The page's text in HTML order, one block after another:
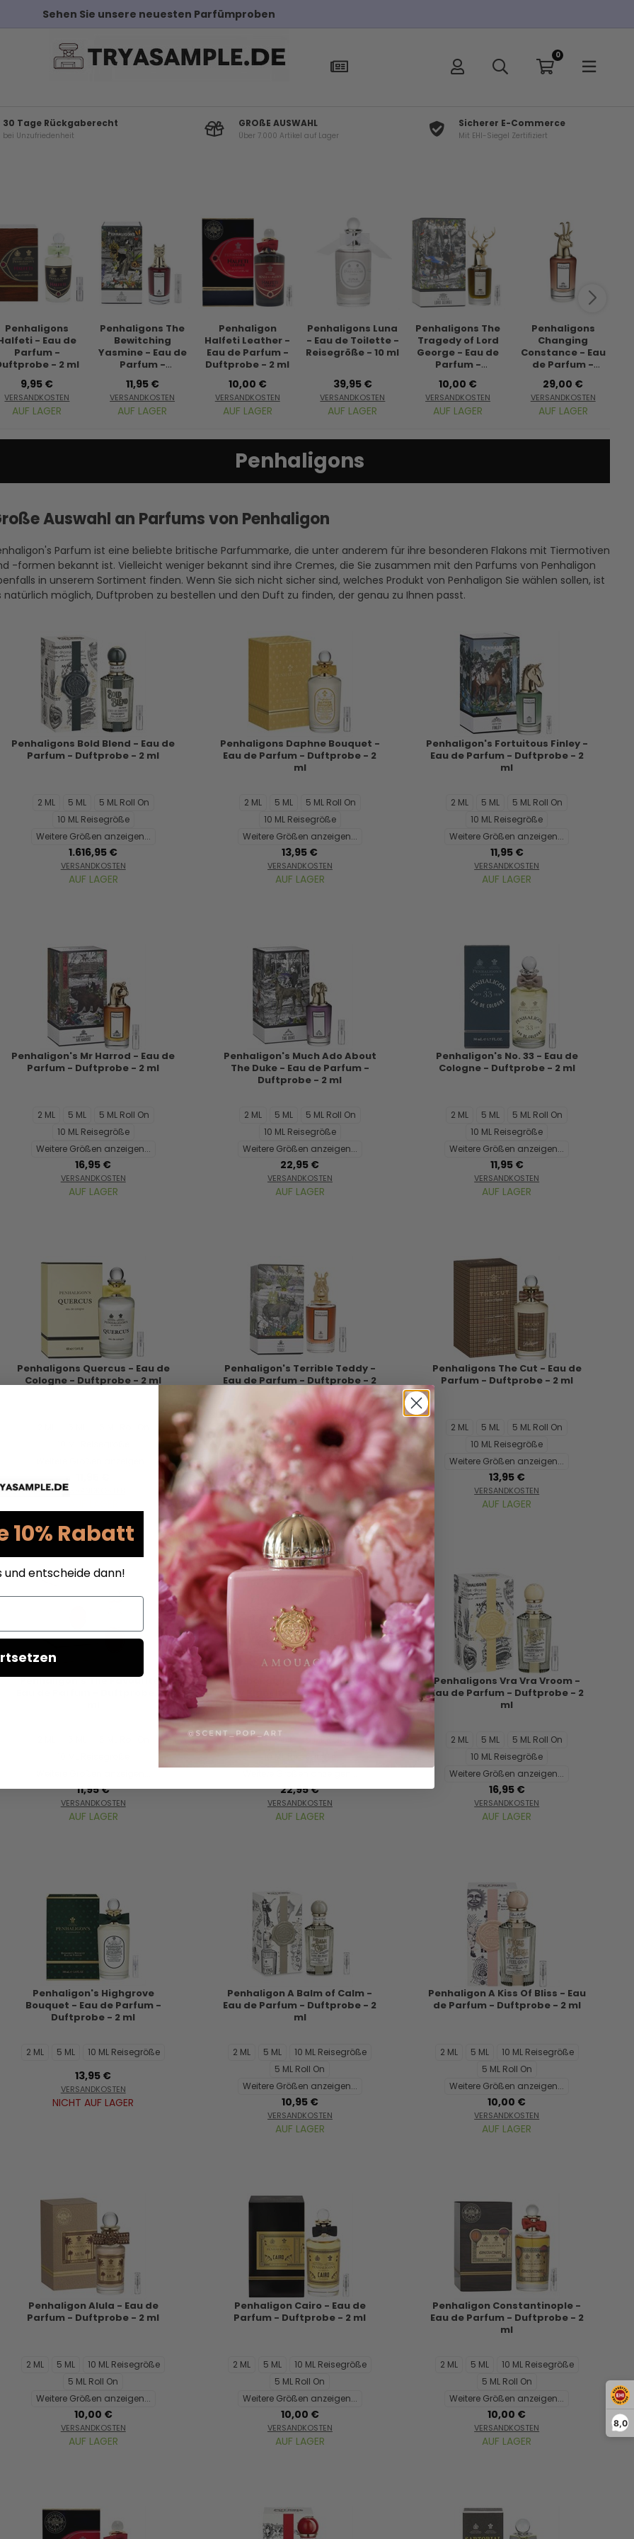
8,0
Kostenloser Versand bei Bestellungen über 100€
0
30 Tage Rückgaberecht
bei Unzufriedenheit
GROßE AUSWAHL
Über 7.000 Artikel auf Lager
Sicherer E-Commerce
Mit EHI-Siegel Zertifiziert
Penhaligons
- Eau de
Parfum -
- 2 ml
9,95 €
VERSANDKOSTEN
AUF LAGER
Penhaligons The
Bewitching
Yasmine - Eau de
Parfum -
Duftprobe - 2 ml
11,95 €
VERSANDKOSTEN
AUF LAGER
Penhaligon
Halfeti Leather -
Eau de Parfum -
Duftprobe - 2 ml
10,00 €
VERSANDKOSTEN
AUF LAGER
Penhaligons Luna
- Eau de Toilette -
Reisegröße - 10 ml
39,95 €
VERSANDKOSTEN
AUF LAGER
Penhaligons The
Tragedy of Lord
George - Eau de
Parfum -
10,00 €
VERSANDKOSTEN
AUF LAGER
Penhaligons
Changing
Constance - Eau
de Parfum -
Reisegröße - 10 ml
29,00 €
VERSANDKOSTEN
AUF LAGER
Penhaligons
Auswahl an Parfums von Penhaligon
Parfum ist eine beliebte britische Parfummarke, die unter anderem für ihre besonderen Flakons mit Tiermotiven
-formen bekannt ist. Vielleicht weniger bekannt sind ihre Cremes, die Sie zusammen mit den Parfums von Penhaligon
in unserem Sortiment finden. Wenn Sie sich nicht sicher sind, welches Produkt von Penhaligon Sie wählen sollen, ist
natürlich möglich, Duftproben zu bestellen und den Duft zu finden, der genau zu Ihnen passt.
Penhaligons Bold Blend - Eau de
Parfum - Duftprobe - 2 ml
2 ML 5 ML
5 ML Roll On
10 ML Reisegröße
Weitere Größen anzeigen...
1.616,95 €
VERSANDKOSTEN
AUF LAGER
Penhaligons Daphne Bouquet -
Eau de Parfum - Duftprobe - 2
ml
2 ML 5 ML
5 ML Roll On
10 ML Reisegröße
Weitere Größen anzeigen...
13,95 €
VERSANDKOSTEN
AUF LAGER
Penhaligon's Fortuitous Finley -
Eau de Parfum - Duftprobe - 2
ml
2 ML 5 ML
5 ML Roll On
10 ML Reisegröße
Weitere Größen anzeigen...
11,95 €
VERSANDKOSTEN
AUF LAGER
Penhaligon's Mr Harrod - Eau de
Parfum - Duftprobe - 2 ml
2 ML 5 ML
5 ML Roll On
10 ML Reisegröße
Weitere Größen anzeigen...
16,95 €
VERSANDKOSTEN
AUF LAGER
Penhaligon's Much Ado About
The Duke - Eau de Parfum -
Duftprobe - 2 ml
2 ML 5 ML
5 ML Roll On
10 ML Reisegröße
Weitere Größen anzeigen...
22,95 €
VERSANDKOSTEN
AUF LAGER
Penhaligon's No. 33 - Eau de
Cologne - Duftprobe - 2 ml
2 ML 5 ML
5 ML Roll On
10 ML Reisegröße
Weitere Größen anzeigen...
11,95 €
VERSANDKOSTEN
AUF LAGER
Penhaligons Quercus - Eau de
Cologne - Duftprobe - 2 ml
VERSANDKOSTEN
Penhaligon's Terrible Teddy -
Eau de Parfum - Duftprobe - 2
2 ML
5 ML Roll On
10 ML Reisegröße
Weitere Größen anzeigen...
17,95 €
VERSANDKOSTEN
AUF LAGER
Penhaligons The Cut - Eau de
Parfum - Duftprobe - 2 ml
2 ML 5 ML
5 ML Roll On
10 ML Reisegröße
Weitere Größen anzeigen...
13,95 €
VERSANDKOSTEN
AUF LAGER
Penhaligon's The Favourite -
Eau de Parfum - Duftprobe - 2
11,95 €
VERSANDKOSTEN
AUF LAGER
Penhaligons The Revenge Of
Lady Blanche - Eau de Parfum -
Duftprobe - 2 ml
2 ML 5 ML
5 ML Roll On
22,95 €
VERSANDKOSTEN
AUF LAGER
Penhaligons Vra Vra Vroom -
Eau de Parfum - Duftprobe - 2
ml
2 ML 5 ML
5 ML Roll On
10 ML Reisegröße
Weitere Größen anzeigen...
16,95 €
VERSANDKOSTEN
AUF LAGER
Penhaligon's Highgrove
Bouquet - Eau de Parfum -
Duftprobe - 2 ml
2 ML 5 ML 10 ML Reisegröße
13,95 €
VERSANDKOSTEN
NICHT AUF LAGER
Penhaligon A Balm of Calm -
Eau de Parfum - Duftprobe - 2
ml
2 ML 5 ML
10 ML Reisegröße
5 ML Roll On
Weitere Größen anzeigen...
10,95 €
VERSANDKOSTEN
AUF LAGER
Penhaligon A Kiss Of Bliss - Eau
de Parfum - Duftprobe - 2 ml
2 ML 5 ML
10 ML Reisegröße
5 ML Roll On
Weitere Größen anzeigen...
10,00 €
VERSANDKOSTEN
AUF LAGER
Penhaligon Alula - Eau de
Parfum - Duftprobe - 2 ml
2 ML 5 ML
10 ML Reisegröße
5 ML Roll On
Weitere Größen anzeigen...
10,00 €
VERSANDKOSTEN
AUF LAGER
Penhaligon Cairo - Eau de
Parfum - Duftprobe - 2 ml
2 ML 5 ML
10 ML Reisegröße
5 ML Roll On
Weitere Größen anzeigen...
10,00 €
VERSANDKOSTEN
AUF LAGER
Penhaligon Constantinople -
Eau de Parfum - Duftprobe - 2
ml
2 ML 5 ML
10 ML Reisegröße
5 ML Roll On
Weitere Größen anzeigen...
10,00 €
VERSANDKOSTEN
AUF LAGER
10% Rabatt
und entscheide dann!